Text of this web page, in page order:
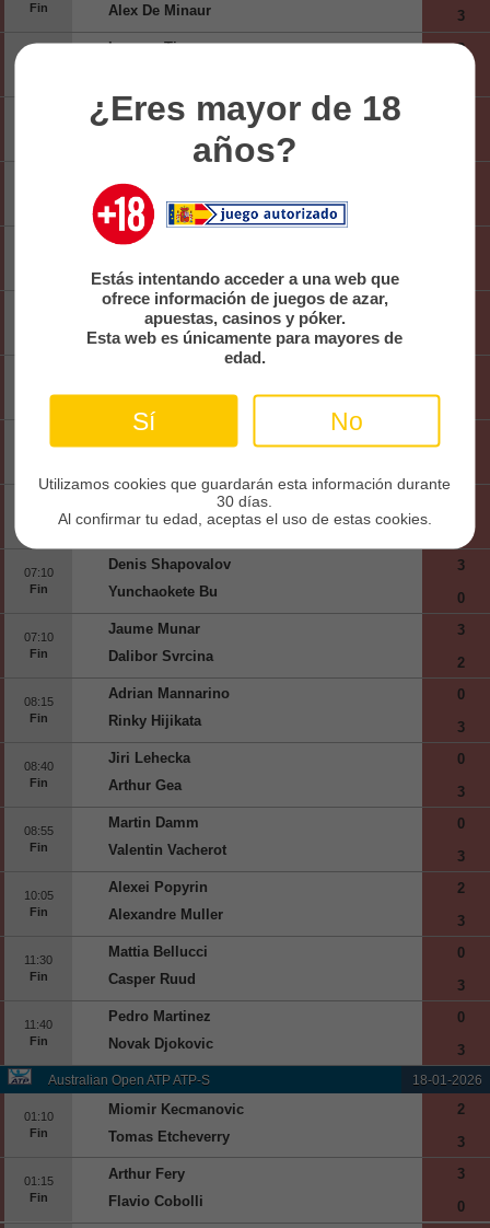
Fin Alex De Minaur 3
Learner Tien
3
Filip Misolic
Alejandro Davidovich Fokina
Aleksandar Vukic
Laslo Djere
Stan Wawrinka
Kamil Majchrzak
Jacob Fearnley
Marin Cilic
05:59
Brandon Nakashima
Francesco Maestrelli
07:10
Fin
Denis Shapovalov
Yunchaokete Bu
3
0
07:10
Fin
Jaume Munar
Dalibor Svrcina
3
2
08:15
Fin
Adrian Mannarino
Rinky Hijikata
0
3
08:40
Fin
Jiri Lehecka
Arthur Gea
0
3
08:55
Fin
Martin Damm
Valentin Vacherot
0
3
10:05
Fin
Alexei Popyrin
Alexandre Muller
2
3
11:30
Fin
Mattia Bellucci
Casper Ruud
0
3
11:40
Fin
Pedro Martinez
Novak Djokovic
0
3
Australian Open ATP ATP-S 18-01-2026
01:10
Fin
Miomir Kecmanovic
Tomas Etcheverry
2
3
01:15
Fin
Arthur Fery
Flavio Cobolli
3
0
¿Eres mayor de 18
años?
Estás intentando acceder a una web que
ofrece información de juegos de azar,
apuestas, casinos y póker.
Esta web es únicamente para mayores de
edad.
Sí No
Utilizamos cookies que guardarán esta información durante
30 días.
Al confirmar tu edad, aceptas el uso de estas cookies.